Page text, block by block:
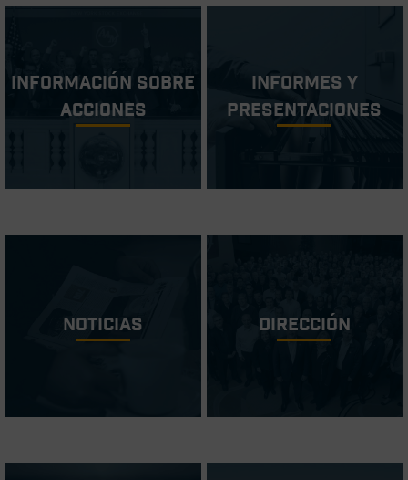
Información sobre
acciones
Informes y
Presentaciones
Noticias Dirección